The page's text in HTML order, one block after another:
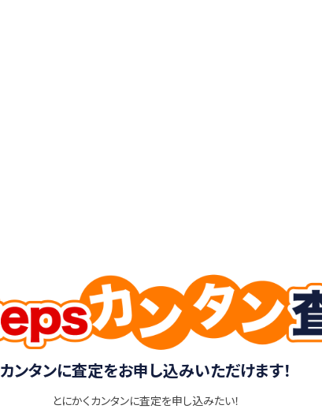
カンタンに査定をお申し込みいただけます！
とにかくカンタンに査定を申し込みたい！